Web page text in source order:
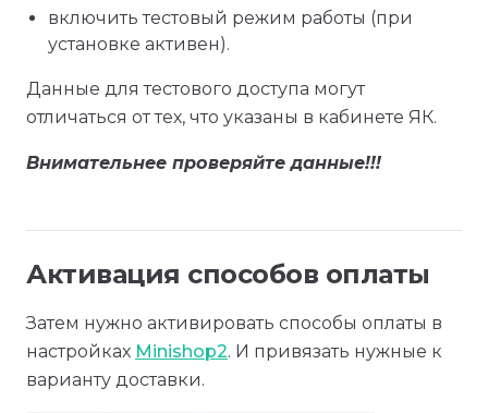
включить тестовый режим работы (при
установке активен).
Данные для тестового доступа могут
отличаться от тех, что указаны в кабинете ЯК.
Внимательнее проверяйте данные!!!
Активация способов оплаты
Затем нужно активировать способы оплаты в
настройках Minishop2. И привязать нужные к
варианту доставки.